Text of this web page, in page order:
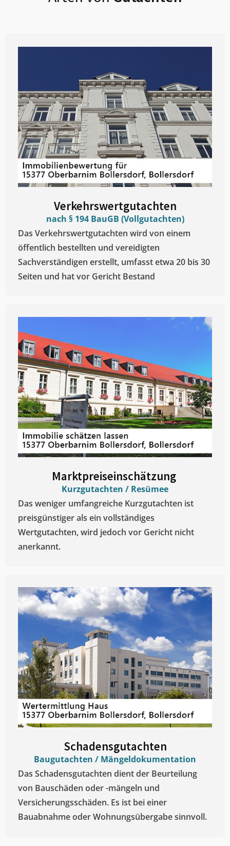
Verkehrswertgutachten
nach § 194 BauGB (Vollgutachten)
Das Verkehrswertgutachten wird von einem
öffentlich bestellten und vereidigten
Sachverständigen erstellt, umfasst etwa 20 bis 30
Seiten und hat vor Gericht Bestand
Marktpreiseinschätzung ​
Kurzgutachten / Resümee
Das weniger umfangreiche Kurzgutachten ist
preisgünstiger als ein vollständiges
Wertgutachten, wird jedoch vor Gericht nicht
anerkannt.
Schadensgutachten
Baugutachten / Mängeldokumentation
Das Schadensgutachten dient der Beurteilung
von Bauschäden oder -mängeln und
Versicherungsschäden. Es ist bei einer
Bauabnahme oder Wohnungsübergabe sinnvoll.